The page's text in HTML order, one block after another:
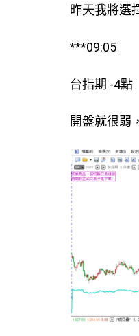
昨天我將選
***09:05
台指期 -4點
開盤就很弱